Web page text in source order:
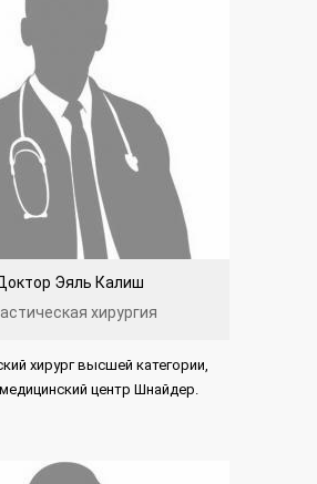
Эяль Калиш
хирургия
хирург высшей категории,
центр Шнайдер.